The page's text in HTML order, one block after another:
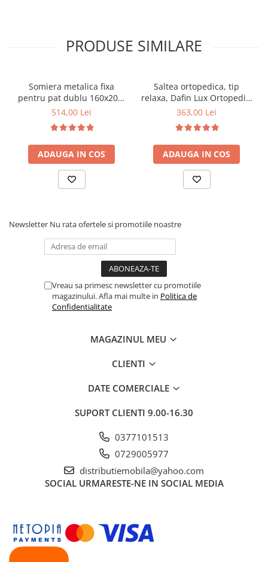
PRODUSE SIMILARE
Somiera metalica fixa
pentru pat dublu 160x200,
6 picioare, 32 lamele lemn
saltea ferm, negru
514,00 Lei
ADAUGA IN COS
Saltea ortopedica, tip
relaxa, Dafin Lux Ortopedic,
90x200x21cm, fermitate
tip Bonell, fata vara-iarna,
sistem de aerisire cu
butoni, Salt Confort
363,00 Lei
ADAUGA IN COS
Newsletter Nu rata ofertele si promotiile noastre
Vreau sa primesc newsletter cu promotiile
magazinului. Afla mai multe in Politica de
Confidentialitate
MAGAZINUL MEU
CLIENTI
DATE COMERCIALE
SUPORT CLIENTI 9.00-16.30
0377101513
0729005977
distributiemobila@yahoo.com
SOCIAL URMARESTE-NE IN SOCIAL MEDIA